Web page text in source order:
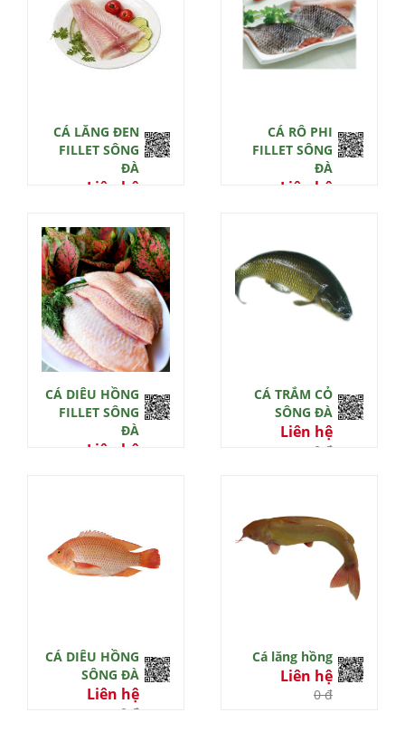
CÁ LĂNG ĐEN
FILLET SÔNG
ĐÀ
Liên hệ
CÁ RÔ PHI
FILLET SÔNG
ĐÀ
Liên hệ
CÁ DIÊU HỒNG
FILLET SÔNG
ĐÀ
Liên hệ
CÁ TRẮM CỎ
SÔNG ĐÀ
Liên hệ
0 đ
CÁ DIÊU HỒNG
SÔNG ĐÀ
Liên hệ
0 đ
Cá lăng hồng
Liên hệ
0 đ